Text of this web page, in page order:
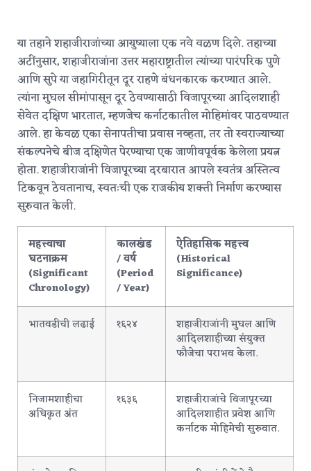
या तहाने शहाजीराजांच्या आयुष्याला एक नवे वळण दिले. तहाच्या
अटींनुसार, शहाजीराजांना उत्तर महाराष्ट्रातील त्यांच्या पारंपरिक पुणे
आणि सुपे या जहागिरीतून दूर राहणे बंधनकारक करण्यात आले.
त्यांना मुघल सीमांपासून दूर ठेवण्यासाठी विजापूरच्या आदिलशाही
सेवेत दक्षिण भारतात, म्हणजेच कर्नाटकातील मोहिमांवर पाठवण्यात
आले.हा केवळ एका सेनापतीचा प्रवास नव्हता, तर तो स्वराज्याच्या
संकल्पनेचे बीज दक्षिणेत पेरण्याचा एक जाणीवपूर्वक केलेला प्रयत्न
होता. शहाजीराजांनी विजापूरच्या दरबारात आपले स्वतंत्र अस्तित्व
टिकवून ठेवतानाच, स्वतःची एक राजकीय शक्ती निर्माण करण्यास
सुरुवात केली.
महत्त्वाचा
घटनाक्रम
(Significant
Chronology)
कालखंड
/ वर्ष
(Period
/ Year)
ऐतिहासिक महत्त्व
(Historical
Significance)
भातवडीची लढाई १६२४
शहाजीराजांनी मुघल आणि
आदिलशाहीच्या संयुक्त
फौजेचा पराभव केला.
निजामशाहीचा
अधिकृत अंत
१६३६
शहाजीराजांचे विजापूरच्या
आदिलशाहीत प्रवेश आणि
कर्नाटक मोहिमेची सुरुवात.